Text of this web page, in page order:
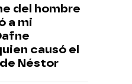
del hombre
a mi
causó el
Néstor